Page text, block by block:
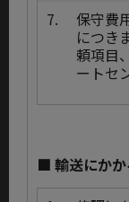
7.
保守費
につき
頼項目
ートセ
■ 輸送にかか